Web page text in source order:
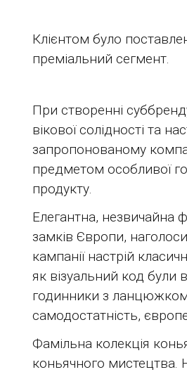
Клієнтом було
преміальний сегмент.
При створенні
вікової солідності та
запропонованому
предметом особливої
продукту.
Елегантна, незвичайна
замків Європи,
кампанії настрій
як візуальний код були
годинники з ланцюжком.
самодостатність,
Фамільна колекція
коньячного мистецтва.